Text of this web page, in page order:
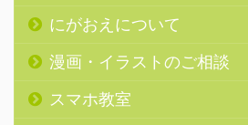
にがおえについて
漫画・イラストのご相談
スマホ教室